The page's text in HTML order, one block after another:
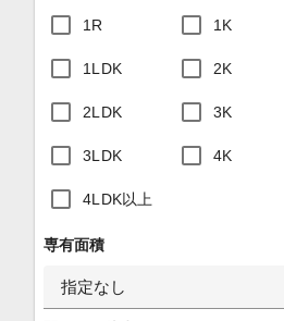
1R 1K
1LDK 2K
2LDK 3K
3LDK 4K
4LDK以上
専有面積
指定なし